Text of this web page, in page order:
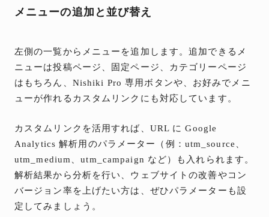
メニューの追加と並び替え
左側の一覧からメニューを追加します。追加できるメ
ニューは投稿ページ、固定ページ、カテゴリーページ
はもちろん、Nishiki Pro 専用ボタンや、お好みでメニ
ューが作れるカスタムリンクにも対応しています。
カスタムリンクを活用すれば、URL に Google
Analytics 解析用のパラメーター（例：utm_source、
utm_medium、utm_campaign など）も入れられます。
解析結果から分析を行い、ウェブサイトの改善やコン
バージョン率を上げたい方は、ぜひパラメーターも設
定してみましょう。